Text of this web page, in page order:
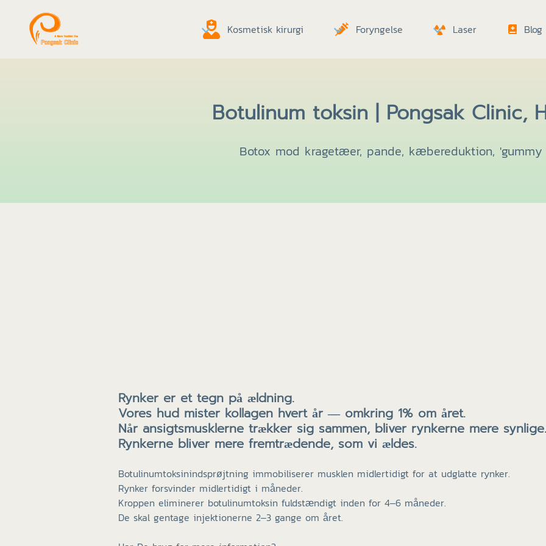
Kosmetisk kirurgi Foryngelse Laser Blog
Botulinum toksin | Pongsak Clinic,
Botox mod kragetæer, pande, kæbereduktion, 'gummy
Rynker er et tegn på ældning.
Vores hud mister kollagen hvert år — omkring 1% om året.
Når ansigtsmusklerne trækker sig sammen, bliver rynkerne mere synlige.
Rynkerne bliver mere fremtrædende, som vi ældes.
Botulinumtoksinindsprøjtning immobiliserer musklen midlertidigt for at udglatte rynker.
Rynker forsvinder midlertidigt i måneder.
Kroppen eliminerer botulinumtoksin fuldstændigt inden for 4–6 måneder.
De skal gentage injektionerne 2–3 gange om året.